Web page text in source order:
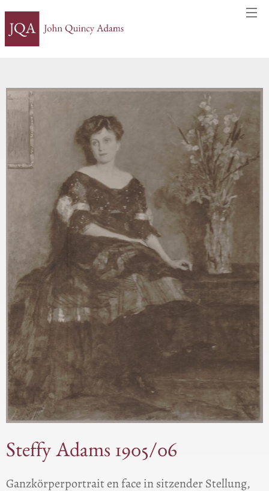
Steffy Adams 1905/06
Ganzkörperportrait en face in sitzender Stellung,